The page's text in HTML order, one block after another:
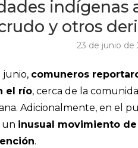
indígenas
y otros
23 de junio de
junio, comuneros
el río, cerca de la
Adicionalmente, en el
un inusual movimiento
.